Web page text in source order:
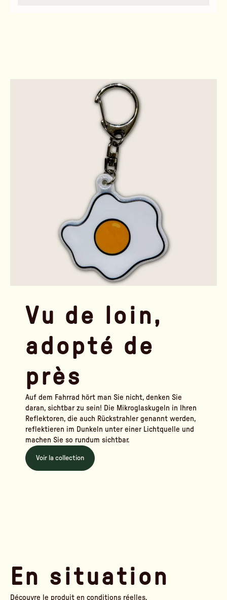
Vu de loin,
adopté de
près
Auf dem Fahrrad hört man Sie nicht, denken Sie
daran, sichtbar zu sein! Die Mikroglaskugeln in Ihren
Reflektoren, die auch Rückstrahler genannt werden,
reflektieren im Dunkeln unter einer Lichtquelle und
machen Sie so rundum sichtbar.
Voir la collection
En situation
Découvre le produit en conditions réelles.